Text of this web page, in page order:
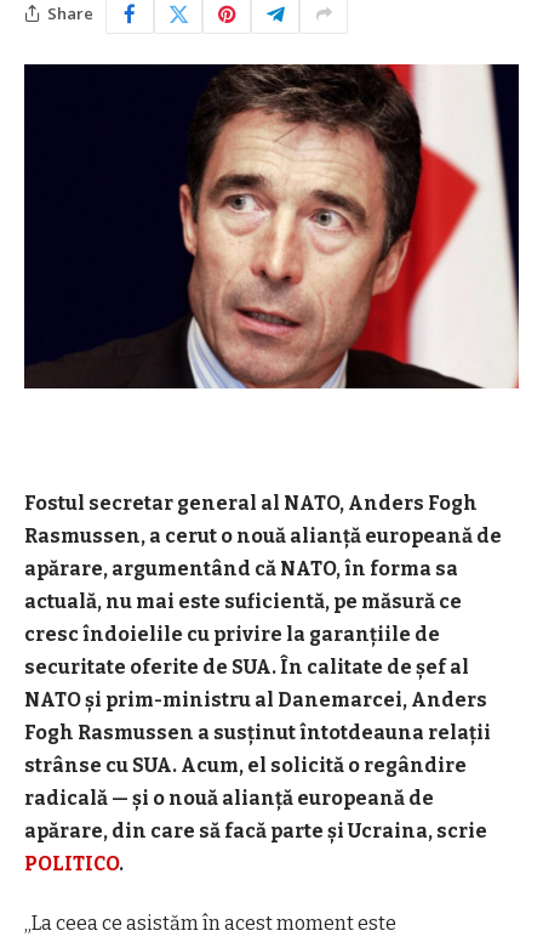
Share
Fostul secretar general al NATO, Anders Fogh
Rasmussen, a cerut o nouă alianță europeană de
apărare, argumentând că NATO, în forma sa
actuală, nu mai este suficientă, pe măsură ce
cresc îndoielile cu privire la garanțiile de
securitate oferite de SUA. În calitate de șef al
NATO și prim-ministru al Danemarcei, Anders
Fogh Rasmussen a susținut întotdeauna relații
strânse cu SUA. Acum, el solicită o regândire
radicală — și o nouă alianță europeană de
apărare, din care să facă parte și Ucraina, scrie
POLITICO.
„La ceea ce asistăm în acest moment este